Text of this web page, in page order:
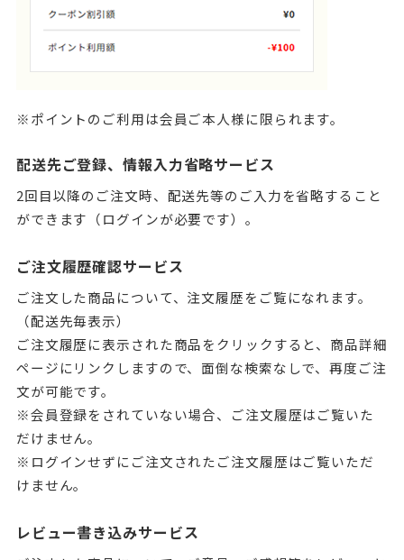
※ポイントのご利用は会員ご本人様に限られます。
配送先ご登録、情報入力省略サービス
2回目以降のご注文時、配送先等のご入力を省略すること
ができます（ログインが必要です）。
ご注文履歴確認サービス
ご注文した商品について、注文履歴をご覧になれます。
（配送先毎表示）
ご注文履歴に表示された商品をクリックすると、商品詳細
ページにリンクしますので、面倒な検索なしで、再度ご注
文が可能です。
※会員登録をされていない場合、ご注文履歴はご覧いた
だけません。
※ログインせずにご注文されたご注文履歴はご覧いただ
けません。
レビュー書き込みサービス